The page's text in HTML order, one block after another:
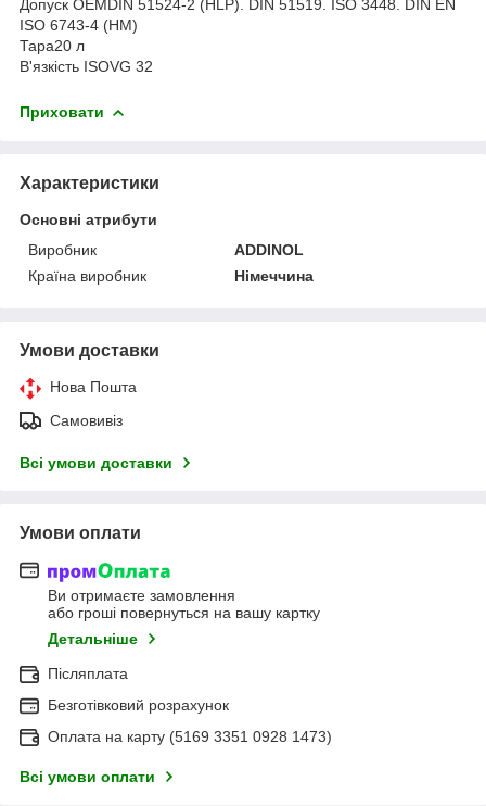
Допуск ОЕМDIN 51524-2 (HLP). DIN 51519. ISO 3448. DIN EN
ISO 6743-4 (HM)
Тара20 л
В'язкість ISOVG 32
Приховати
Характеристики
Основні атрибути
Виробник
ADDINOL
Країна виробник
Німеччина
Умови доставки
Нова Пошта
Самовивіз
Всі умови доставки
Умови оплати
Ви отримаєте замовлення
або гроші повернуться на вашу картку
Детальніше
Післяплата
Безготівковий розрахунок
Оплата на карту (5169 3351 0928 1473)
Всі умови оплати